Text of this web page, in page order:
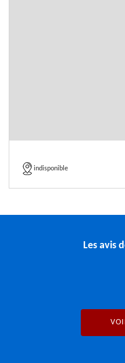
indisponible
Les avis